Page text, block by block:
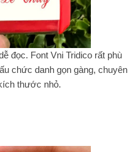
đọc. Font Vni Tridico rất phù
chức danh gọn gàng, chuyên
thước nhỏ.